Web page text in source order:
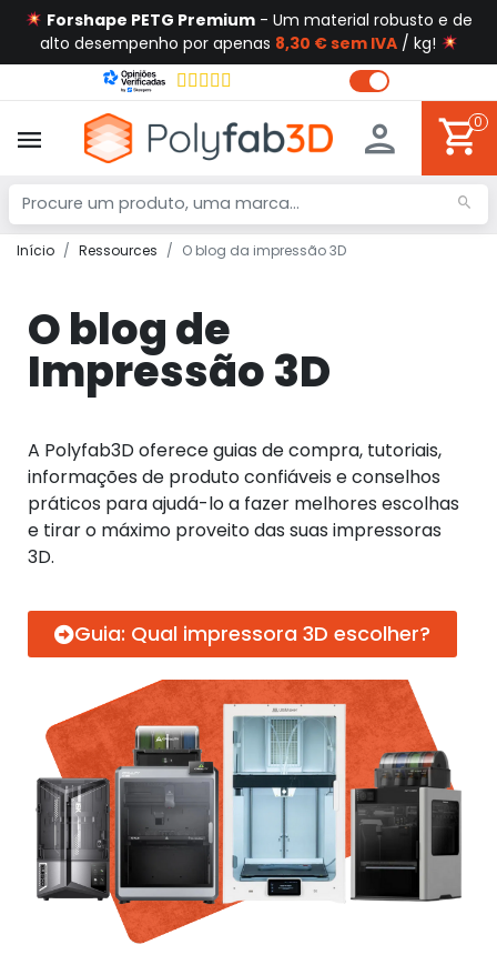
Forshape PETG Premium- Um material robusto e de
alto desempenho por apenas 8,30 € sem IVA/ kg!
0
Início Ressources O blog da impressão 3D
O blog de
Impressão 3D
A Polyfab3D oferece guias de compra, tutoriais,
informações de produto confiáveis e conselhos
práticos para ajudá-lo a fazer melhores escolhas
e tirar o máximo proveito das suas impressoras
3D.
Guia: Qual impressora 3D escolher?